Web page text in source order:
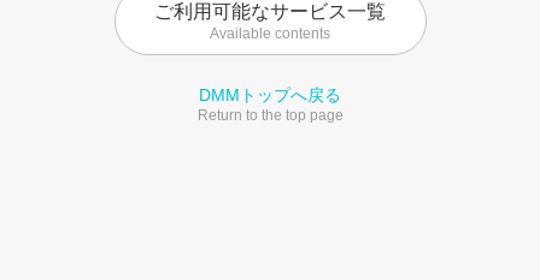
ご利用可能なサービス一覧
Available contents
DMMトップへ戻る
Return to the top page